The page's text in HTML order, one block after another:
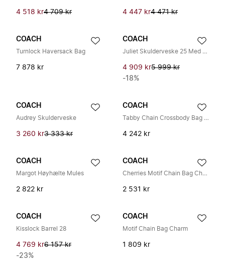
4 518 kr4 709 kr 4 447 kr4 471 kr
COACH
Turnlock Haversack Bag
7 878 kr
COACH
Juliet Skulderveske 25 Med Vattering
4 909 kr5 999 kr
-18%
COACH
Audrey Skulderveske
3 260 kr3 333 kr
COACH
Tabby Chain Crossbody Bag 19 Med Vattert
4 242 kr
COACH
Margot Høyhælte Mules
2 822 kr
COACH
Cherries Motif Chain Bag Charm
2 531 kr
COACH
Kisslock Barrel 28
4 769 kr6 157 kr
-23%
COACH
Motif Chain Bag Charm
1 809 kr